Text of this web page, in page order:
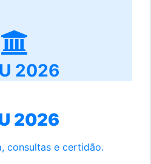
2026
2026
consultas e certidão.